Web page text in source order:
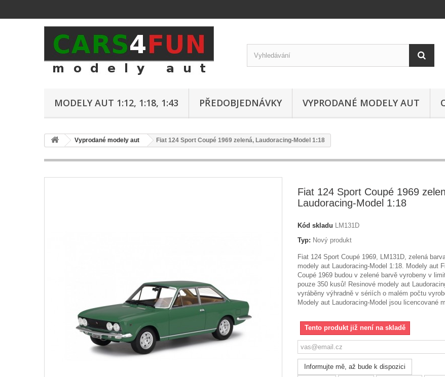
MODELY AUT 1:12, 1:18, 1:43 PŘEDOBJEDNÁVKY VYPRODANÉ MODELY AUT
Vyprodané modely aut Fiat 124 Sport Coupé 1969 zelená, Laudoracing-Model 1:18
Fiat 124 Sport Coupé 1969
Laudoracing-Model 1:18
Kód skladu LM131D
Typ: Nový produkt
Fiat 124 Sport Coupé 1969, LM131D, zelená
modely aut Laudoracing-Model 1:18. Modely aut
Coupé 1969 budou v zelené barvě vyrobeny v
pouze 350 kusů! Resinové modely aut
vyráběny výhradně v sériích o malém počtu
Modely aut Laudoracing-Model jsou licencované
Tento produkt již není na skladě
Informujte mě, až bude k dispozici